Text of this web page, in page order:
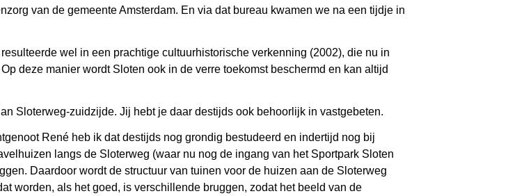
van de gemeente Amsterdam. En via dat bureau kwamen we na een tijdje in
wel in een prachtige cultuurhistorische verkenning (2002), die nu in
deze manier wordt Sloten ook in de verre toekomst beschermd en kan altijd
Sloterweg-zuidzijde. Jij hebt je daar destijds ook behoorlijk in vastgebeten.
René heb ik dat destijds nog grondig bestudeerd en indertijd nog bij
langs de Sloterweg (waar nu nog de ingang van het Sportpark Sloten
Daardoor wordt de structuur van tuinen voor de huizen aan de Sloterweg
worden, als het goed, is verschillende bruggen, zodat het beeld van de